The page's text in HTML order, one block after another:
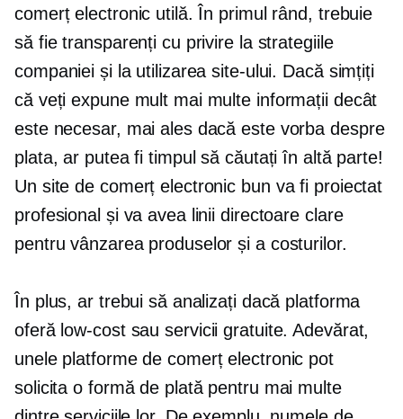
comerț electronic utilă. În primul rând, trebuie
să fie transparenți cu privire la strategiile
companiei și la utilizarea site-ului. Dacă simțiți
că veți expune mult mai multe informații decât
este necesar, mai ales dacă este vorba despre
plata, ar putea fi timpul să căutați în altă parte!
Un site de comerț electronic bun va fi proiectat
profesional și va avea linii directoare clare
pentru vânzarea produselor și a costurilor.
În plus, ar trebui să analizați dacă platforma
oferă low-costsau servicii gratuite. Adevărat,
unele platforme de comerț electronic pot
solicita o formă de plată pentru mai multe